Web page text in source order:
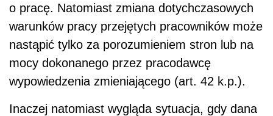
o pracę. Natomiast zmiana dotychczasowych
warunków pracy przejętych pracowników może
nastąpić tylko za porozumieniem stron lub na
mocy dokonanego przez pracodawcę
wypowiedzenia zmieniającego (art. 42 k.p.).
Inaczej natomiast wygląda sytuacja, gdy dana